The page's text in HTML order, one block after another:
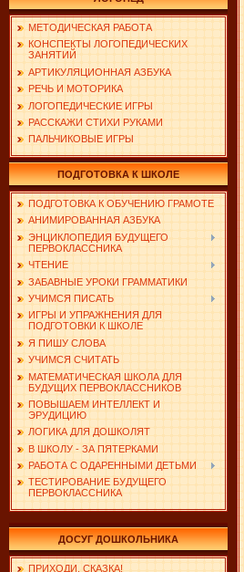
МЕТОДИЧЕСКАЯ РАБОТА
КОНСПЕКТЫ ЛОГОПЕДИЧЕСКИХ
ЗАНЯТИЙ
АРТИКУЛЯЦИОННАЯ АЗБУКА
РЕЧЬ И МОТОРИКА
ЛОГОПЕДИЧЕСКИЕ ИГРЫ
РАССКАЖИ СТИХИ РУКАМИ
ПАЛЬЧИКОВЫЕ ИГРЫ
ПОДГОТОВКА К ШКОЛЕ
ПОДГОТОВКА К ОБУЧЕНИЮ ГРАМОТЕ
АНИМИРОВАННАЯ АЗБУКА
ЭНЦИКЛОПЕДИЯ БУДУЩЕГО
ПЕРВОКЛАССНИКА
ЧТЕНИЕ
ЗАБАВНЫЕ УРОКИ ГРАММАТИКИ
УЧИМСЯ ПИСАТЬ
ИГРЫ И УПРАЖНЕНИЯ ДЛЯ
ПОДГОТОВКИ К ШКОЛЕ
Я ПИШУ СЛОВА
УЧИМСЯ СЧИТАТЬ
МАТЕМАТИЧЕСКАЯ ШКОЛА ДЛЯ
БУДУЩИХ ПЕРВОКЛАССНИКОВ
ПОВЫШАЕМ ИНТЕЛЛЕКТ И
ЭРУДИЦИЮ
ЛОГИКА ДЛЯ ДОШКОЛЯТ
В ШКОЛУ - ЗА ПЯТЕРКАМИ
РАБОТА С ОДАРЕННЫМИ ДЕТЬМИ
ТЕСТИРОВАНИЕ БУДУЩЕГО
ПЕРВОКЛАССНИКА
ДОСУГ ДОШКОЛЬНИКА
ПРИХОДИ, СКАЗКА!